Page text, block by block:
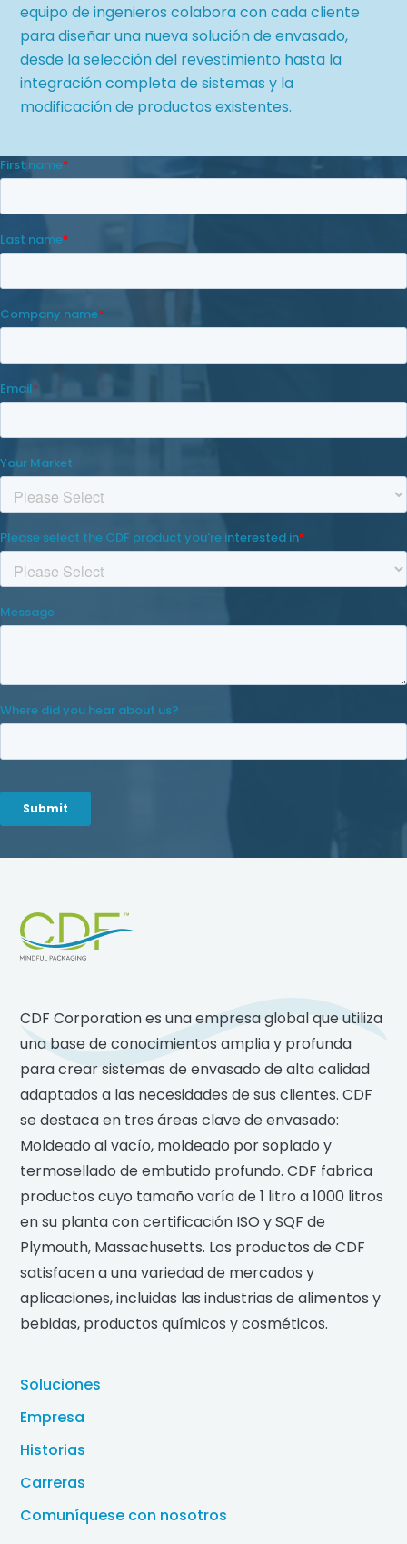
equipo de ingenieros colabora con cada cliente
para diseñar una nueva solución de envasado,
desde la selección del revestimiento hasta la
integración completa de sistemas y la
modificación de productos existentes.
Footer
CDF Corporation es una empresa global que utiliza
una base de conocimientos amplia y profunda
para crear sistemas de envasado de alta calidad
adaptados a las necesidades de sus clientes. CDF
se destaca en tres áreas clave de envasado:
Moldeado al vacío, moldeado por soplado y
termosellado de embutido profundo. CDF fabrica
productos cuyo tamaño varía de 1 litro a 1000 litros
en su planta con certificación ISO y SQF de
Plymouth, Massachusetts. Los productos de CDF
satisfacen a una variedad de mercados y
aplicaciones, incluidas las industrias de alimentos y
bebidas, productos químicos y cosméticos.
Soluciones
Empresa
Historias
Carreras
Comuníquese con nosotros